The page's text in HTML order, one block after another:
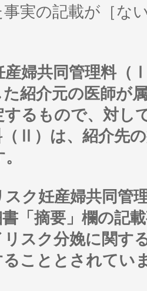
実の記載が［な
産婦共同管理料（
紹介元の医師が
するもので、対し
Ⅱ）は、紹介先
スク妊産婦共同管
「摘要」欄の記
スク分娩に関す
ることとされてい